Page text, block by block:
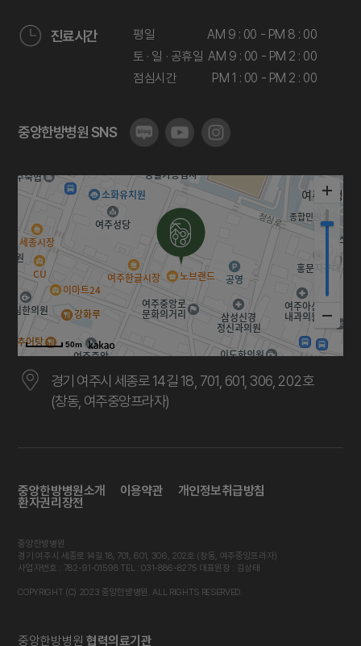
진료시간 평일
AM 9 : 00 - PM 8 : 00
토 · 일 · 공휴일 AM 9 : 00 - PM 2 : 00
점심시간
PM 1 : 00 - PM 2 : 00
중앙한방병원 SNS
50m
경기 여주시 세종로 14길 18, 701, 601, 306, 202호
(창동, 여주중앙프라자)
중앙한방병원소개 이용약관 개인정보취급방침
환자권리장전
중앙한방병원
경기 여주시 세종로 14길 18, 701, 601, 306, 202호 (창동, 여주중앙프라자)
사업자번호 : 782-91-01598 TEL : 031-886-8275 대표원장 : 김상태
COPYRIGHT (C) 2023 중앙한방병원. ALL RIGHTS RESERVED.
중앙한방병원협력의료기관